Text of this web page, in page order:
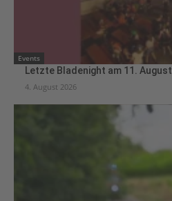
Events
Letzte Bladenight am 11. August
4. August 2026